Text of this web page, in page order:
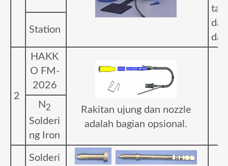
Station
2
HAKK
O FM-
2026
Rakitan ujung dan nozzle
adalah bagian opsional.
N 2
Solderi
ng Iron
Solderi